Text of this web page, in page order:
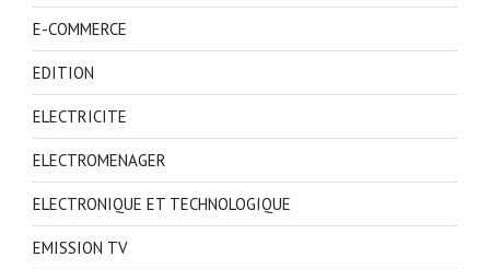
E-COMMERCE
EDITION
ELECTRICITE
ELECTROMENAGER
ELECTRONIQUE ET TECHNOLOGIQUE
EMISSION TV